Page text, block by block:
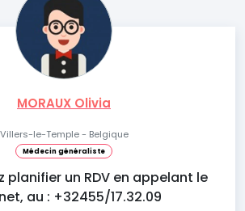
MORAUX Olivia
Villers-le-Temple - Belgique
Médecin généraliste
planifier un RDV en appelant le
au : +32455/17.32.09